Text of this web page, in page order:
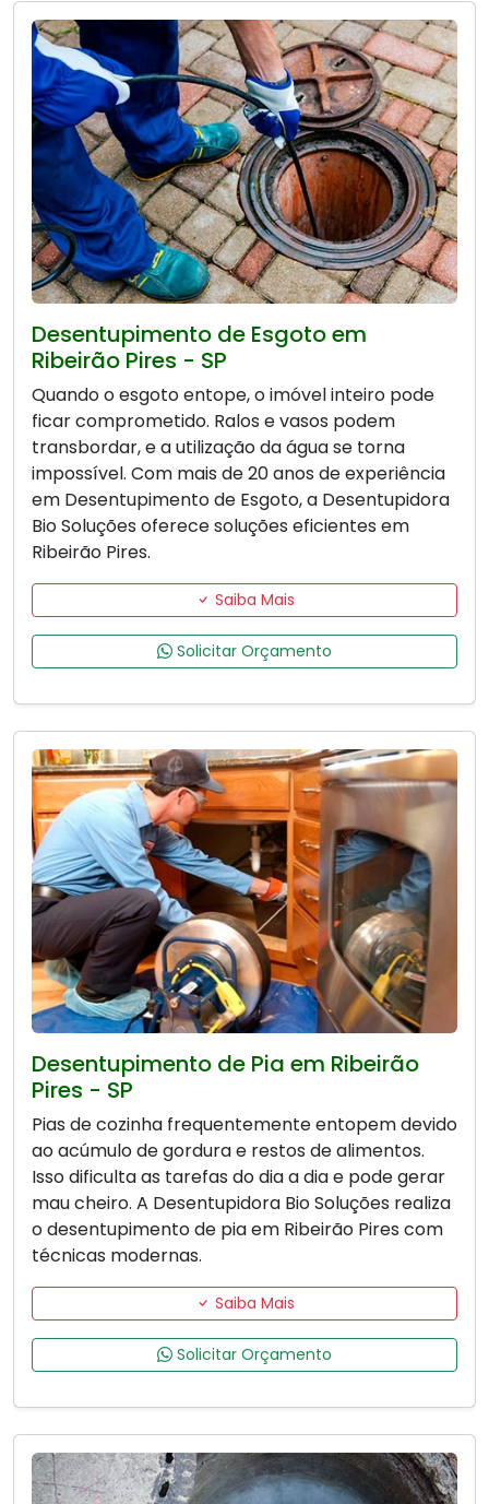
Desentupimento de Esgoto em
Ribeirão Pires - SP
Quando o esgoto entope, o imóvel inteiro pode
ficar comprometido. Ralos e vasos podem
transbordar, e a utilização da água se torna
impossível. Com mais de 20 anos de experiência
em Desentupimento de Esgoto, a Desentupidora
Bio Soluções oferece soluções eficientes em
Ribeirão Pires.
Saiba Mais
Solicitar Orçamento
Desentupimento de Pia em Ribeirão
Pires - SP
Pias de cozinha frequentemente entopem devido
ao acúmulo de gordura e restos de alimentos.
Isso dificulta as tarefas do dia a dia e pode gerar
mau cheiro. A Desentupidora Bio Soluções realiza
o desentupimento de pia em Ribeirão Pires com
técnicas modernas.
Saiba Mais
Solicitar Orçamento